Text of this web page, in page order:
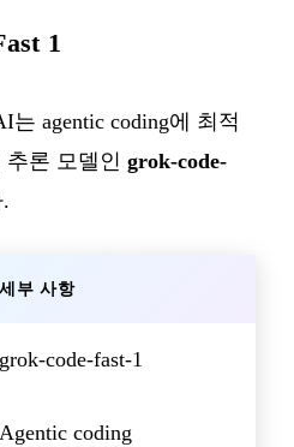
1
agentic coding에 최적
론 모델인 grok-code-
세부 사항
grok-code-fast-1
Agentic coding